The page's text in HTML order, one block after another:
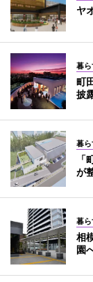
ヤ
暮ら
町
披
暮ら
が
暮ら
相
園